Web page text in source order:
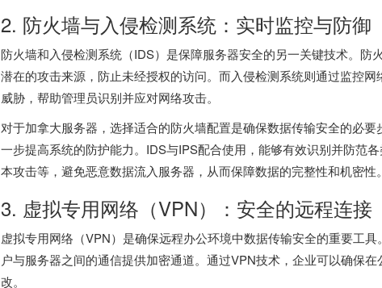
2. 防火墙与入侵检测系统：实时监控与防御
防火墙和入侵检测系统（IDS）是保障服务器安全的另一关键技术。防
潜在的攻击来源，防止未经授权的访问。而入侵检测系统则通过监控
威胁，帮助管理员识别并应对网络攻击。
对于加拿大服务器 ，选择适合的防火墙配置是确保数据传输安全的必
一步提高系统的防护能力。IDS与IPS配合使用，能够有效识别并防范
本攻击等，避免恶意数据流入服务器，从而保障数据的完整性和机密性。
3. 虚拟专用网络（VPN）：安全的远程连接
虚拟专用网络（VPN）是确保远程办公环境中数据传输安全的重要工具
户与服务器之间的通信提供加密通道。通过VPN技术，企业可以确保
改。